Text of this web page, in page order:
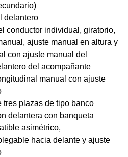
delantero
conductor individual, giratorio,
ajuste manual en altura y
con ajuste manual del
del acompañante
manual con ajuste
tres plazas de tipo banco
delantera con banqueta
asimétrico,
hacia delante y ajuste